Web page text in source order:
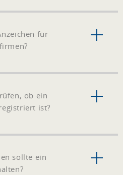
für
ob ein
ist?
sollte ein